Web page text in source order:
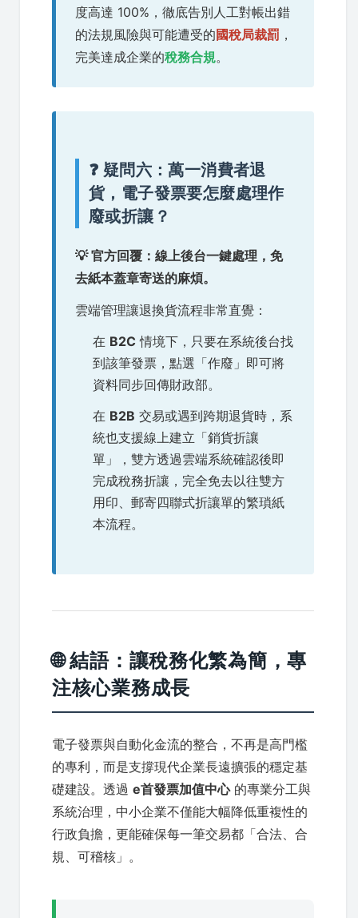
度高達 100%，徹底告別人工對帳出錯
的法規風險與可能遭受的國稅局裁罰 ，
完美達成企業的稅務合規。
❓ 疑問六：萬一消費者退
貨，電子發票要怎麼處理作
廢或折讓？
💡 官方回覆：線上後台一鍵處理，免
去紙本蓋章寄送的麻煩。
雲端管理讓退換貨流程非常直覺：
在 B2C 情境下，只要在系統後台找
到該筆發票，點選「作廢」即可將
資料同步回傳財政部。
在 B2B 交易或遇到跨期退貨時，系
統也支援線上建立「銷貨折讓
單」，雙方透過雲端系統確認後即
完成稅務折讓，完全免去以往雙方
用印、郵寄四聯式折讓單的繁瑣紙
本流程。
🌐 結語：讓稅務化繁為簡，專
注核心業務成長
電子發票與自動化金流的整合，不再是高門檻
的專利，而是支撐現代企業長遠擴張的穩定基
礎建設。透過 e首發票加值中心的專業分工與
系統治理，中小企業不僅能大幅降低重複性的
行政負擔，更能確保每一筆交易都「合法、合
規、可稽核」。